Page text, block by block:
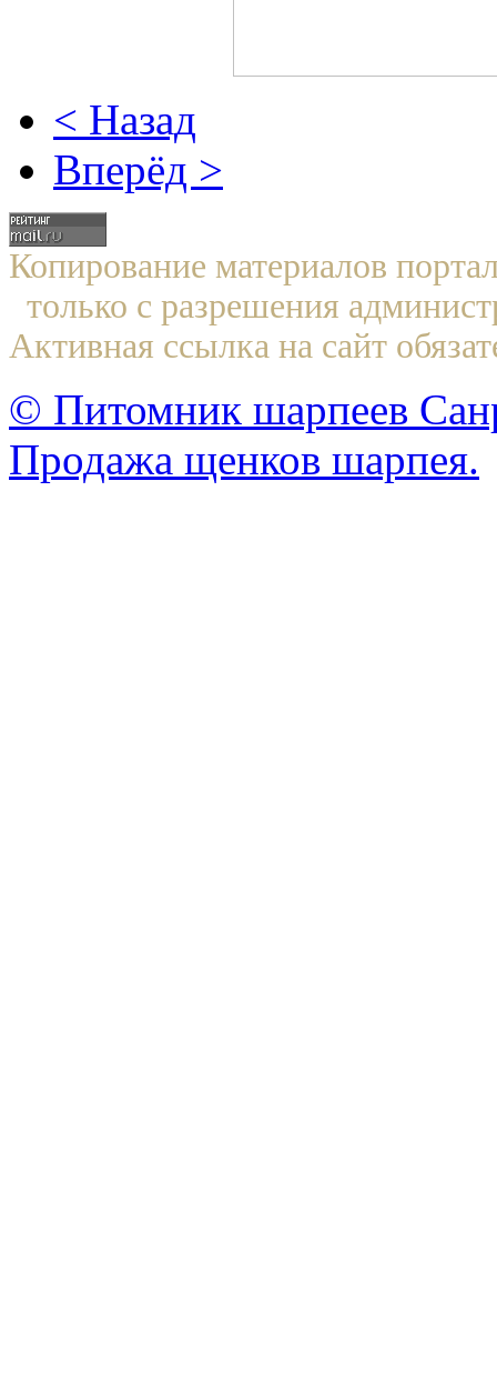
< Назад
Вперёд >
Копирование материалов
только с разрешения
Активная ссылка на сайт
© Питомник шарпеев
Продажа щенков шарпея.